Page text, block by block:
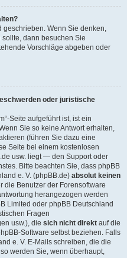
geschrieben. Wenn Sie denken,
dann besuchen Sie
Vorschläge abgeben oder
oder juristische
Seite aufgeführt ist, ist ein
Sie so keine Antwort erhalten,
(führen Sie dazu eine
Seite bei einem kostenlosen
usw. liegt — den Support oder
Bitte beachten Sie, dass phpBB
e. V. (phpBB.de) absolut keinen
die Benutzer der Forensoftware
herangezogen werden
Limited oder phpBB Deutschland
Fragen
usw.), die sich nicht direkt auf die
Software selbst beziehen. Falls
e. V. E-Mails schreiben, die die
werden Sie, wenn überhaupt,